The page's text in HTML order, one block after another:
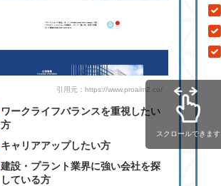
引用元：https://www.proaim2.co/
ワークライフバランスを重視したい
方
キャリアアップしたい方
建設・プラント業界に強い会社を探
している方
スクロールできます